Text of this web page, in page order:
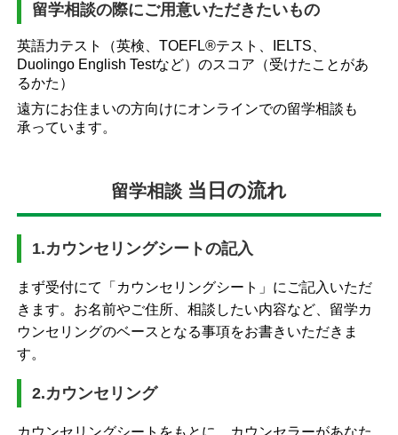
留学相談の際にご用意いただきたいもの
英語力テスト（英検、TOEFL®テスト、IELTS、
Duolingo English Testなど）のスコア（受けたことがあ
るかた）
遠方にお住まいの方向けにオンラインでの留学相談も
承っています。
留学相談 当日の流れ
1.カウンセリングシートの記入
まず受付にて「カウンセリングシート」にご記入いただ
きます。お名前やご住所、相談したい内容など、留学カ
ウンセリングのベースとなる事項をお書きいただきま
す。
2.カウンセリング
カウンセリングシートをもとに、カウンセラーがあなた